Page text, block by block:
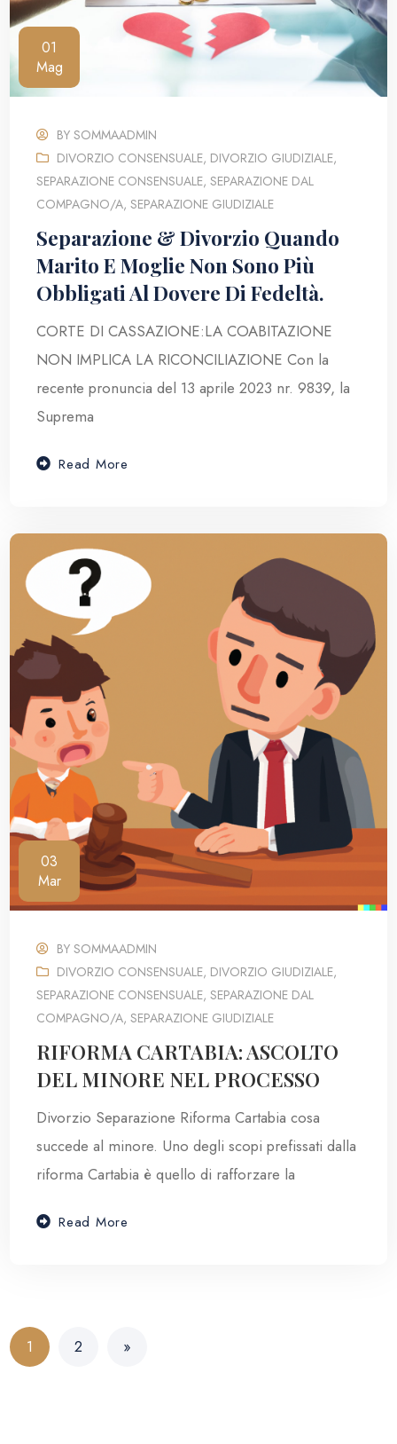
01
Mag
BYSOMMAADMIN
DIVORZIO CONSENSUALE, DIVORZIO GIUDIZIALE,
SEPARAZIONE CONSENSUALE,SEPARAZIONE DAL
COMPAGNO/A,SEPARAZIONE GIUDIZIALE
Separazione & Divorzio Quando
Marito E Moglie Non Sono Più
Obbligati Al Dovere Di Fedeltà.
CORTE DI CASSAZIONE:LA COABITAZIONE
NON IMPLICA LA RICONCILIAZIONE Con la
recente pronuncia del 13 aprile 2023 nr. 9839, la
Suprema
Read More
03
Mar
BYSOMMAADMIN
DIVORZIO CONSENSUALE, DIVORZIO GIUDIZIALE,
SEPARAZIONE CONSENSUALE,SEPARAZIONE DAL
COMPAGNO/A,SEPARAZIONE GIUDIZIALE
RIFORMA CARTABIA: ASCOLTO
DEL MINORE NEL PROCESSO
Divorzio Separazione Riforma Cartabia cosa
succede al minore. Uno degli scopi prefissati dalla
riforma Cartabia è quello di rafforzare la
Read More
1 2 »